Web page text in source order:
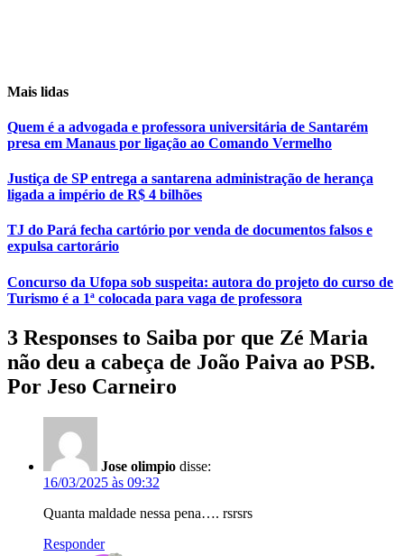
Mais lidas
Quem é a advogada e professora universitária de Santarém
presa em Manaus por ligação ao Comando Vermelho
Justiça de SP entrega a santarena administração de herança
ligada a império de R$ 4 bilhões
TJ do Pará fecha cartório por venda de documentos falsos e
expulsa cartorário
Concurso da Ufopa sob suspeita: autora do projeto do curso de
Turismo é a 1ª colocada para vaga de professora
3 Responses to Saiba por que Zé Maria
não deu a cabeça de João Paiva ao PSB.
Por Jeso Carneiro
Jose olimpio disse:
16/03/2025 às 09:32
Quanta maldade nessa pena…. rsrsrs
Responder